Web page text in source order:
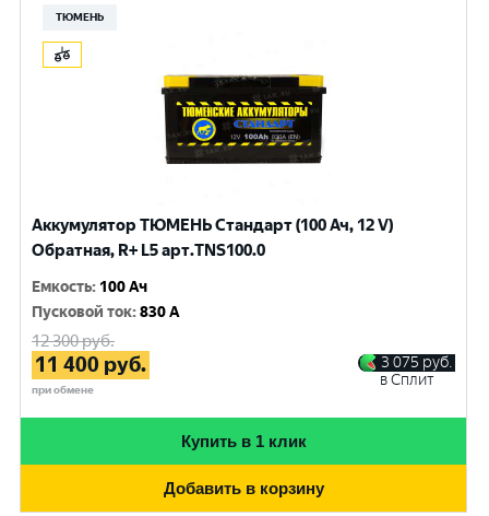
ТЮМЕНЬ
Аккумулятор ТЮМЕНЬ Стандарт (100 Ач, 12 V)
Обратная, R+ L5 арт.TNS100.0
Емкость: 100 Ач
Пусковой ток:830 A
12 300руб.
11 400 руб.
при обмене
3 075 руб.
в Сплит
Купить в 1 клик
Добавить в корзину